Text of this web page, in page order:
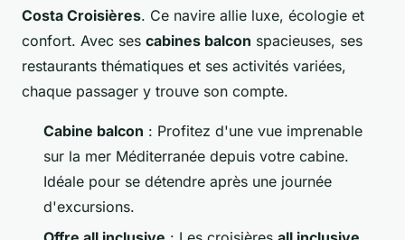
Costa Croisières. Ce navire allie luxe, écologie et
confort. Avec ses cabines balcon spacieuses, ses
restaurants thématiques et ses activités variées,
chaque passager y trouve son compte.
Cabine balcon : Profitez d'une vue imprenable
sur la mer Méditerranée depuis votre cabine.
Idéale pour se détendre après une journée
d'excursions.